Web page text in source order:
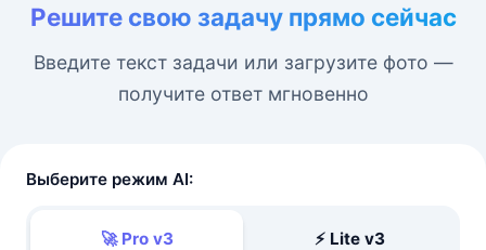
Решите свою задачу прямо сейчас
Введите текст задачи или загрузите фото —
получите ответ мгновенно
Выберите режим AI:
🚀 Pro v3 ⚡ Lite v3